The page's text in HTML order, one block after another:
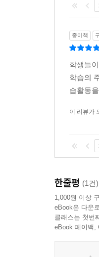
종이책
학생들
학습의
습활동
이 리뷰가
한줄평 (1건)
1,000원 이상
eBook은 다운
클래스는 첫번
eBook 페이백,